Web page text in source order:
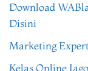
Download
Disini
Marketing
Kelas Online